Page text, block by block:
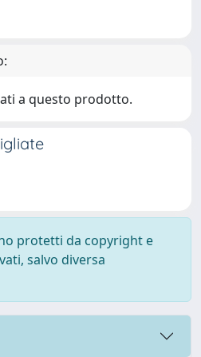
a questo prodotto.
protetti da copyright e
salvo diversa